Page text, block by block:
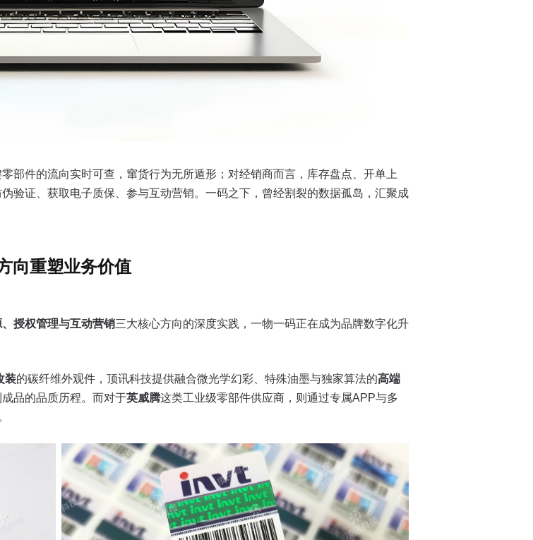
部件的流向实时可查，窜货行为无所遁形；对经销商而言，库存盘点、开单上
验证、获取电子质保、参与互动营销。一码之下，曾经割裂的数据孤岛，汇聚成
向重塑业务价值
、授权管理与互动营销三大核心方向的深度实践，一物一码正在成为品牌数字化升
装的碳纤维外观件，顶讯科技提供融合微光学幻彩、特殊油墨与独家算法的高端
品的品质历程。而对于英威腾这类工业级零部件供应商，则通过专属APP与多